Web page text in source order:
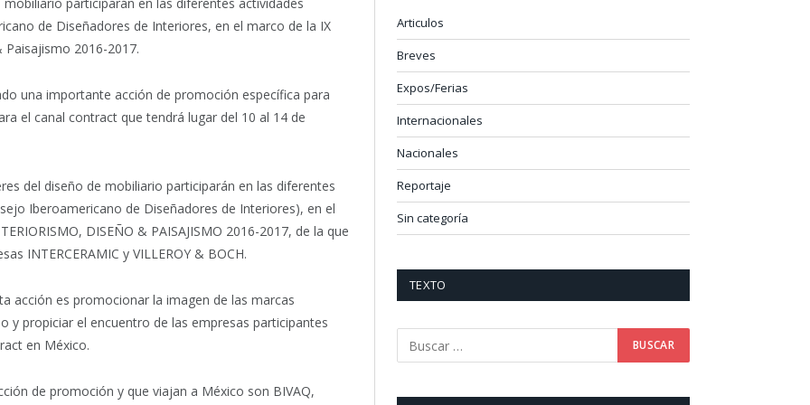
de Diseñadores de Interiores, en el marco de la IX
2016-2017.
una importante acción de promoción específica para
el canal contract que tendrá lugar del 10 al 14 de
del diseño de mobiliario participarán en las diferentes
Iberoamericano de Diseñadores de Interiores), en el
DISEÑO & PAISAJISMO 2016-2017, de la que
INTERCERAMIC y VILLEROY & BOCH.
acción es promocionar la imagen de las marcas
y propiciar el encuentro de las empresas participantes
en México.
de promoción y que viajan a México son BIVAQ,
Articulos
Breves
Expos/Ferias
Internacionales
Nacionales
Reportaje
Sin categoría
TEXTO